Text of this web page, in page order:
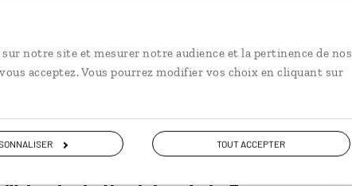
notre site et mesurer notre audience et la pertinence de nos
acceptez. Vous pourrez modifier vos choix en cliquant sur
TOUT ACCEPTER
de la ville sans le 0 + le numéro de votre correspondant